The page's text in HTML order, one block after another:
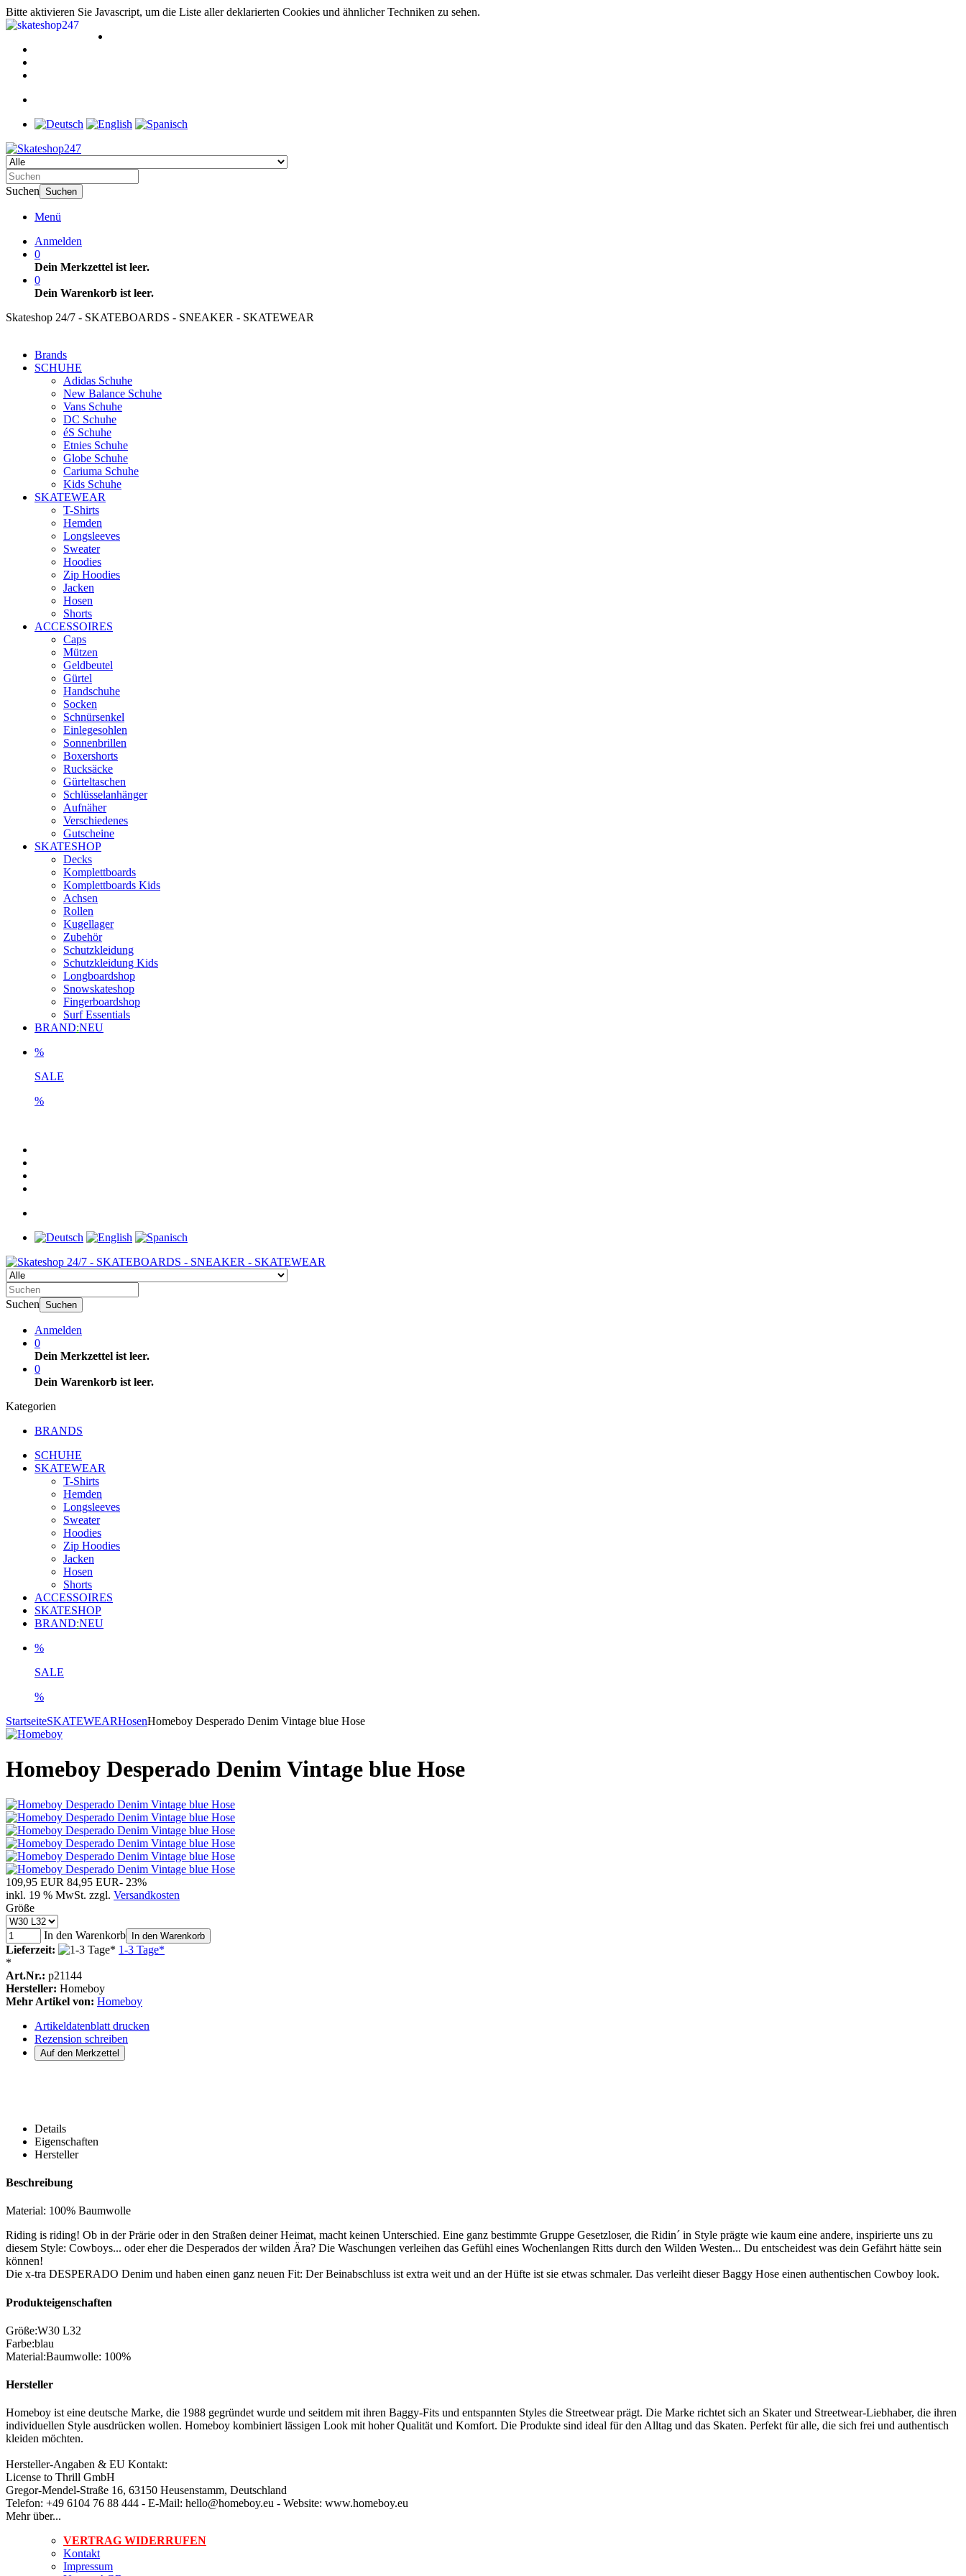
Bitte aktivieren Sie Javascript, um die Liste aller deklarierten Cookies und ähnlicher Techniken zu sehen.
Suchen Suchen
Menü
Anmelden
0
Dein Merkzettel ist leer.
0
Dein Warenkorb ist leer.
Skateshop 24/7 - SKATEBOARDS - SNEAKER - SKATEWEAR
Brands
SCHUHE
Adidas Schuhe
New Balance Schuhe
Vans Schuhe
DC Schuhe
éS Schuhe
Etnies Schuhe
Globe Schuhe
Cariuma Schuhe
Kids Schuhe
SKATEWEAR
T-Shirts
Hemden
Longsleeves
Sweater
Hoodies
Zip Hoodies
Jacken
Hosen
Shorts
ACCESSOIRES
Caps
Mützen
Geldbeutel
Gürtel
Handschuhe
Socken
Schnürsenkel
Einlegesohlen
Sonnenbrillen
Boxershorts
Rucksäcke
Gürteltaschen
Schlüsselanhänger
Aufnäher
Verschiedenes
Gutscheine
SKATESHOP
Decks
Komplettboards
Komplettboards Kids
Achsen
Rollen
Kugellager
Zubehör
Schutzkleidung
Schutzkleidung Kids
Longboardshop
Snowskateshop
Fingerboardshop
Surf Essentials
BRAND:NEU
%
SALE
%
Suchen Suchen
Anmelden
0
Dein Merkzettel ist leer.
0
Dein Warenkorb ist leer.
Kategorien
BRANDS
SCHUHE
SKATEWEAR
T-Shirts
Hemden
Longsleeves
Sweater
Hoodies
Zip Hoodies
Jacken
Hosen
Shorts
ACCESSOIRES
SKATESHOP
BRAND:NEU
%
SALE
%
StartseiteSKATEWEARHosenHomeboy Desperado Denim Vintage blue Hose
Homeboy Desperado Denim Vintage blue Hose
109,95 EUR 84,95 EUR- 23%
inkl. 19 % MwSt. zzgl. Versandkosten
Größe
In den Warenkorb In den Warenkorb
Lieferzeit:
1-3 Tage*
*
Art.Nr.: p21144
Hersteller: Homeboy
Mehr Artikel von: Homeboy
Artikeldatenblatt drucken
Rezension schreiben
Details
Eigenschaften
Hersteller
Beschreibung
Material: 100% Baumwolle
Riding is riding! Ob in der Prärie oder in den Straßen deiner Heimat, macht keinen Unterschied. Eine ganz bestimmte Gruppe Gesetzloser, die Ridin´ in Style prägte wie kaum eine andere, inspirierte uns zu
diesem Style: Cowboys... oder eher die Desperados der wilden Ära? Die Waschungen verleihen das Gefühl eines Wochenlangen Ritts durch den Wilden Westen... Du entscheidest was dein Gefährt hätte sein
können!
Die x-tra DESPERADO Denim und haben einen ganz neuen Fit: Der Beinabschluss ist extra weit und an der Hüfte ist sie etwas schmaler. Das verleiht dieser Baggy Hose einen authentischen Cowboy look.
Produkteigenschaften
Größe:W30 L32
Farbe:blau
Material:Baumwolle: 100%
Hersteller
Homeboy ist eine deutsche Marke, die 1988 gegründet wurde und seitdem mit ihren Baggy-Fits und entspannten Styles die Streetwear prägt. Die Marke richtet sich an Skater und Streetwear-Liebhaber, die ihren
individuellen Style ausdrücken wollen. Homeboy kombiniert lässigen Look mit hoher Qualität und Komfort. Die Produkte sind ideal für den Alltag und das Skaten. Perfekt für alle, die sich frei und authentisch
kleiden möchten.
Hersteller-Angaben & EU Kontakt:
License to Thrill GmbH
Gregor-Mendel-Straße 16, 63150 Heusenstamm, Deutschland
Telefon: +49 6104 76 88 444 - E-Mail: hello@homeboy.eu - Website: www.homeboy.eu
Mehr über...
VERTRAG WIDERRUFEN
Kontakt
Impressum